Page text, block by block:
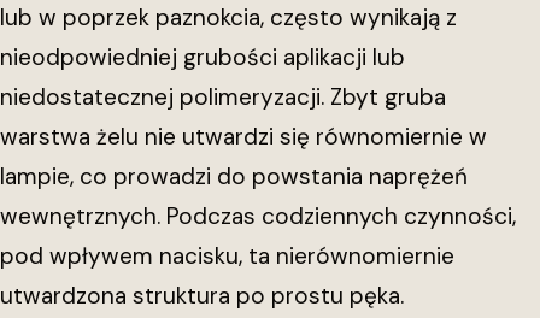
lub w poprzek paznokcia, często wynikają z
nieodpowiedniej grubości aplikacji lub
niedostatecznej polimeryzacji. Zbyt gruba
warstwa żelu nie utwardzi się równomiernie w
lampie, co prowadzi do powstania naprężeń
wewnętrznych. Podczas codziennych czynności,
pod wpływem nacisku, ta nierównomiernie
utwardzona struktura po prostu pęka.